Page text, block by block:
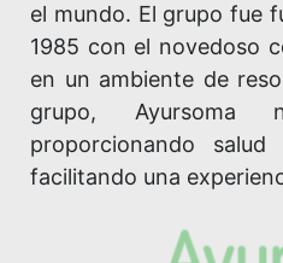
el mundo. El grupo fue
1985 con el novedoso
en un ambiente de
grupo, Ayursoma
proporcionando
facilitando una